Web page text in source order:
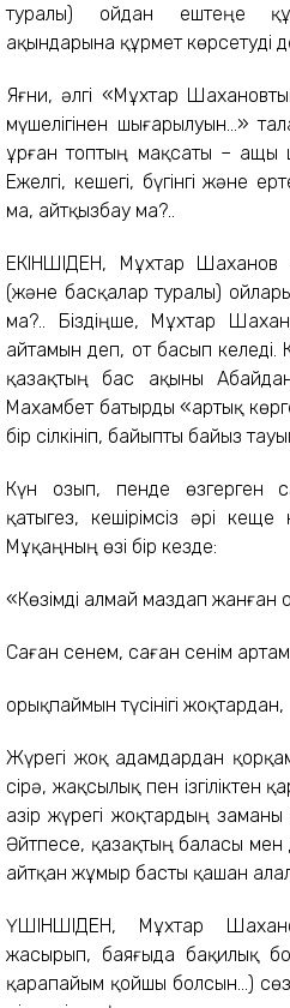
туралы) ойдан ештеңе
ақындарына құрмет көрсетуді
Яғни, әлгі «Мұхтар
мүшелігінен шығарылуын...»
ұрған топтың мақсаты – ащы
Ежелгі, кешегі, бүгінгі және
ма, айтқызбау ма?..
ЕКІНШІДЕН, Мұхтар
(және басқалар туралы)
ма?.. Біздіңше, Мұхтар
айтамын деп, от басып келеді.
қазақтың бас ақыны
Махамбет батырды «артық
бір сілкініп, байыпты байыз тауып
Күн озып, пенде өзгерген
қатыгез, кешірімсіз әрі
Мұқаңның өзі бір кезде:
«Көзімді алмай маздап жанған
Саған сенем, саған сенім
Қорықпаймын түсінігі жоқтардан,
Жүрегі жоқ адамдардан
сірә, жақсылық пен ізгіліктен
Қазір жүрегі жоқтардың
Әйтпесе, қазақтың баласы
айтқан жұмыр басты қашан
ҮШІНШІДЕН, Мұхтар
жасырып, баяғыда бақилық
қарапайым қойшы болсын...)